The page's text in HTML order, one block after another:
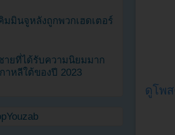
ดูโพ
มมินจูหลังถูกพวกเฮดเตอร์
ายที่ได้รับความนิยมมาก
าหลีใต้ของปี 2023